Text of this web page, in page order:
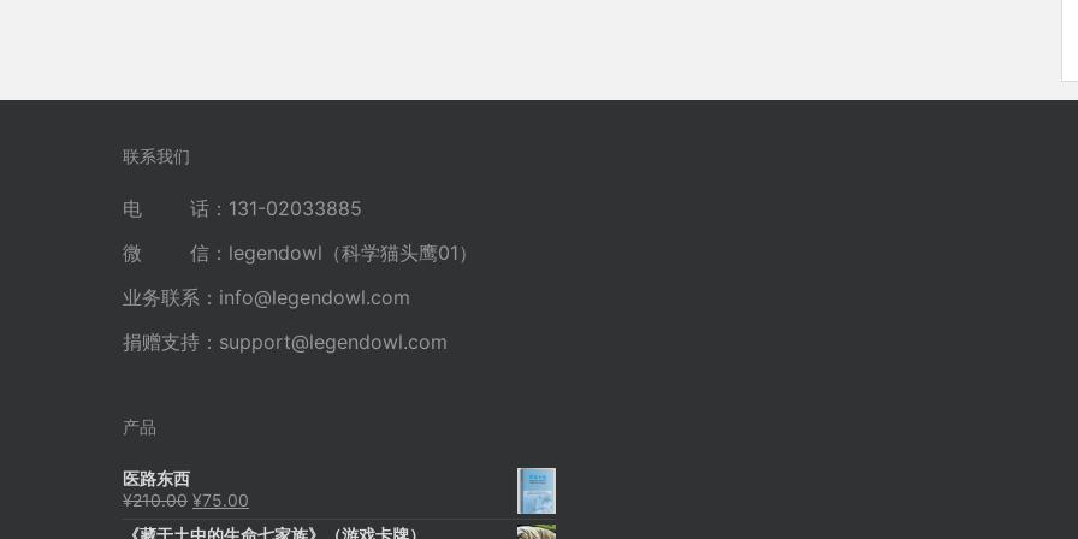
联系我们
电 话：131-02033885
微 信：legendowl（科学猫头鹰01）
业务联系： info@legendowl.com
捐赠支持： support@legendowl.com
产品
医路东西
¥210.00 原
¥75.00